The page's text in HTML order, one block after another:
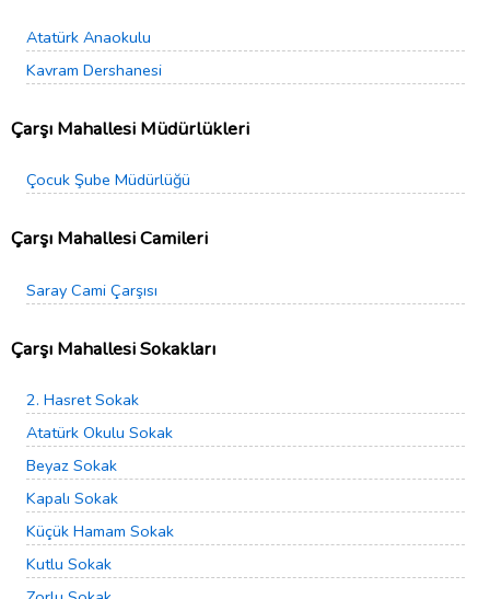
Atatürk Anaokulu
Kavram Dershanesi
Çarşı Mahallesi Müdürlükleri
Çocuk Şube Müdürlüğü
Çarşı Mahallesi Camileri
Saray Cami Çarşısı
Çarşı Mahallesi Sokakları
2. Hasret Sokak
Atatürk Okulu Sokak
Beyaz Sokak
Kapalı Sokak
Küçük Hamam Sokak
Kutlu Sokak